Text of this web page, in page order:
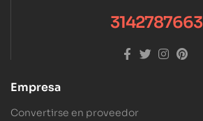
3142787663
Empresa
Convertirse en proveedor